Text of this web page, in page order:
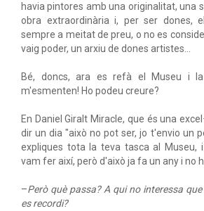
havia pintores amb una originalitat, una
obra extraordinària i, per ser dones,
sempre a meitat de preu, o no es
vaig poder, un arxiu de dones artistes…
Bé, doncs, ara es refà el Museu i
m'esmenten! Ho podeu creure?
En Daniel Giralt Miracle, que és una
dir un dia "això no pot ser, jo t'envio un
expliques tota la teva tasca al Museu,
vam fer així, però d'això ja fa un any i no
–Però què passa? A qui no interessa
es recordi?